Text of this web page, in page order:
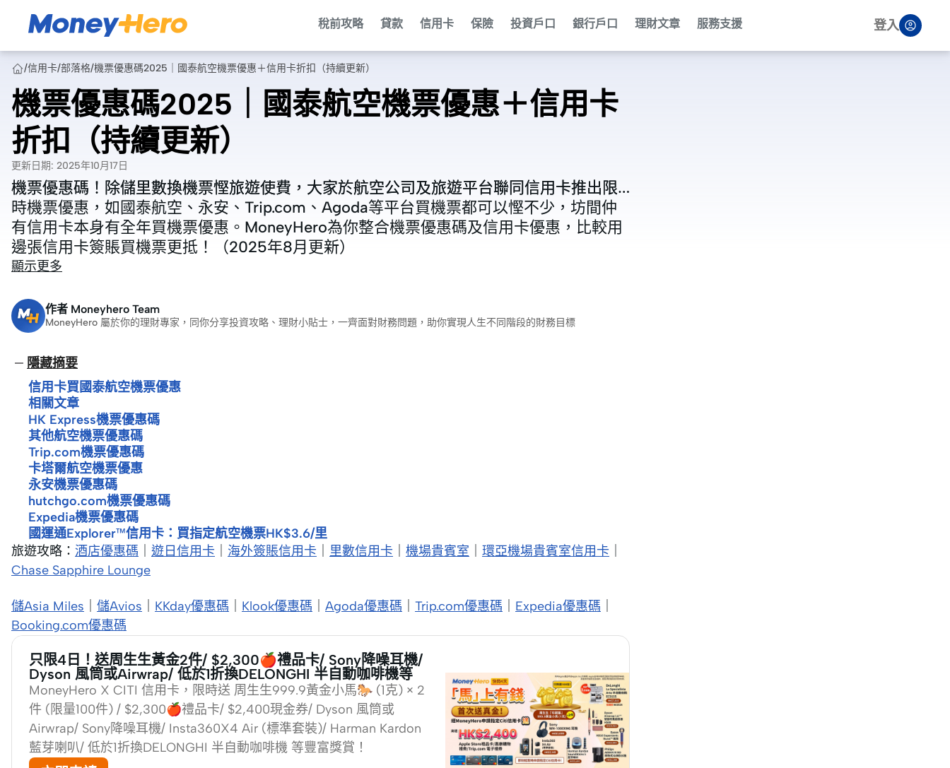
稅前攻略 貸款 信用卡 保險 投資戶口 銀行戶口 理財文章 服務支援 登入
/信用卡/部落格/機票優惠碼2025｜國泰航空機票優惠＋信用卡折扣（持續更新）
機票優惠碼2025｜國泰航空機票優惠＋信用卡
折扣（持續更新）
更新日期: 2025年10月17日
機票優惠碼！除儲里數換機票慳旅遊使費，大家於航空公司及旅遊平台聯同信用卡推出限
時機票優惠，如國泰航空、永安、 Trip.com 、 Agoda等平台買機票都可以慳不少，坊間仲
有信用卡本身有全年買機票優惠。MoneyHero為你整合機票優惠碼及信用卡優惠，比較用
邊張信用卡簽賬買機票更抵！（2025年8月更新）
機票優惠碼！除儲里數換機票慳旅遊使費，大家於航空公司及旅遊平台聯同信用卡推出限
時機票優惠，如國泰航空、永安、 Trip.com 、 Agoda等平台買機票都可以慳不少，坊間仲
有信用卡本身有全年買機票優惠。MoneyHero為你整合機票優惠碼及信用卡優惠，比較用
邊張信用卡簽賬買機票更抵！（2025年8月更新）
顯示更多
作者 Moneyhero Team
MoneyHero 屬於你的理財專家，同你分享投資攻略、理財小貼士，一齊面對財務問題，助你實現人生不同階段的財務目標
隱藏摘要
信用卡買國泰航空機票優惠
相關文章
HK Express機票優惠碼
其他航空機票優惠碼
Trip.com機票優惠碼
卡塔爾航空機票優惠
永安機票優惠碼
hutchgo.com機票優惠碼
Expedia機票優惠碼
國運通Explorer™信用卡：買指定航空機票HK$3.6/里
旅遊攻略： 酒店優惠碼 遊日信用卡 海外簽賬信用卡 里數信用卡 機場貴賓室 環亞機場貴賓室信用卡
Chase Sapphire Lounge
儲Asia Miles 儲Avios KKday優惠碼 Klook優惠碼 Agoda優惠碼 Trip.com優惠碼 Expedia優惠碼
Booking.com優惠碼
只限4日！送周生生黃金2件/ $2,300🍎禮品卡/ Sony降噪耳機/
Dyson 風筒或Airwrap/ 低於1折換DELONGHI 半自動咖啡機等
MoneyHero X CITI 信用卡，限時送 周生生999.9黃金小馬🐎 (1克) × 2
件 (限量100件) / $2,300🍎禮品卡/ $2,400現金券/ Dyson 風筒或
Airwrap/ Sony降噪耳機/ Insta360X4 Air (標準套裝)/ Harman Kardon
藍芽喇叭/ 低於1折換DELONGHI 半自動咖啡機 等豐富獎賞！